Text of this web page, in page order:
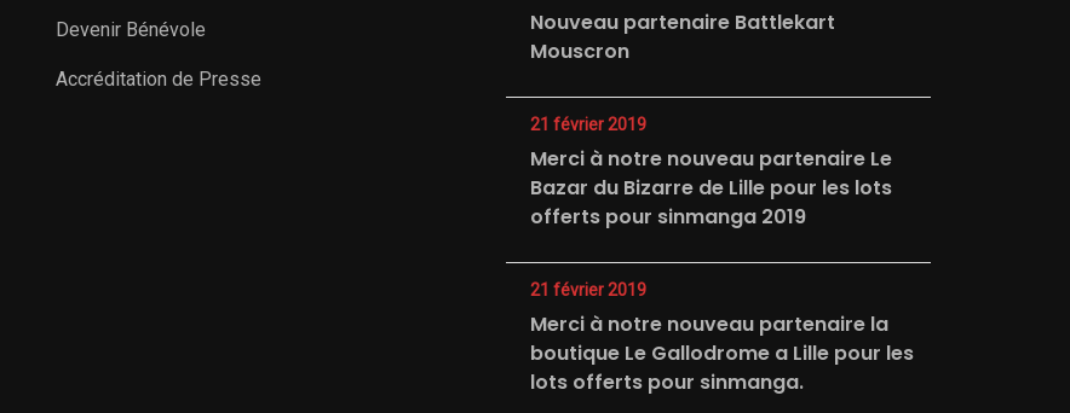
Devenir Bénévole
Accréditation de Presse
Nouveau partenaire Battlekart
Mouscron
21 février 2019
Merci à notre nouveau partenaire Le
Bazar du Bizarre de Lille pour les lots
offerts pour sinmanga 2019
21 février 2019
Merci à notre nouveau partenaire la
boutique Le Gallodrome a Lille pour les
lots offerts pour sinmanga.